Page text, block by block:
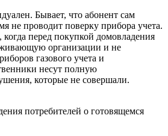
Бывает, что абонент сам
не проводит поверку прибора учета.
перед покупкой домовладения
организации и не
газового учета и
несут полную
которые не совершали.
потребителей о готовящемся